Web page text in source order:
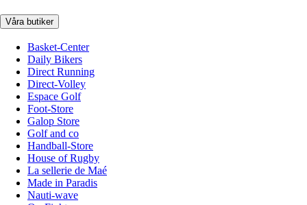
Våra butiker
Basket-Center
Daily Bikers
Direct Running
Direct-Volley
Espace Golf
Foot-Store
Galop Store
Golf and co
Handball-Store
House of Rugby
La sellerie de Maé
Made in Paradis
Nauti-wave